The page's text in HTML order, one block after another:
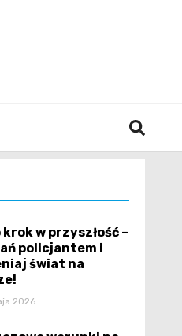
krok w przyszłość –
policjantem i
świat na
2026